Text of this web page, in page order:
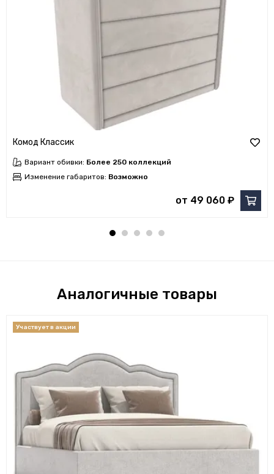
Комод Классик
Вариант обивки: Более 250 коллекций
Изменение габаритов: Возможно
от 49 060 ₽
Аналогичные товары